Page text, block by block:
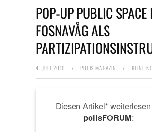
POP-UP PUBLIC SPACE
FOSNAVÅG ALS
4. JULI 2016 / POLIS MAGAZIN / KEINE
Diesen Artikel*
polisFORUM: